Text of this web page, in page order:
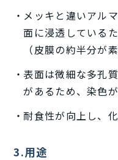
メッキと違いアル
面に浸透している
（皮膜の約半分が
表面は微細な多孔
があるため、染色が
耐食性が向上し、
3.用途